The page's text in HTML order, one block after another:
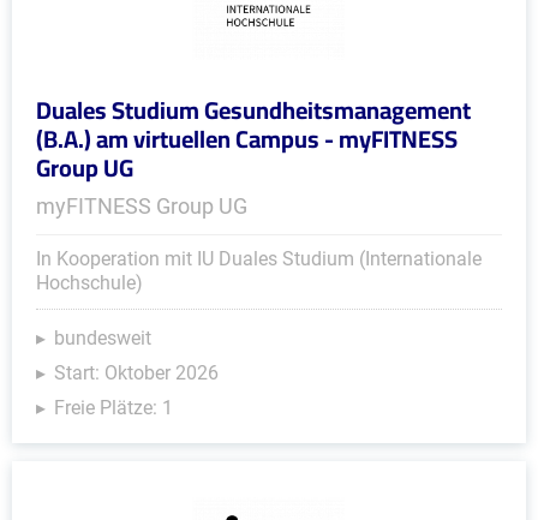
Duales Studium Gesundheitsmanagement
(B.A.) am virtuellen Campus - myFITNESS
Group UG
myFITNESS Group UG
In Kooperation mit IU Duales Studium (Internationale
Hochschule)
bundesweit
Start: Oktober 2026
Freie Plätze: 1